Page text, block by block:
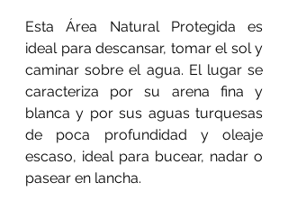
Esta Área Natural Protegida es
ideal para descansar, tomar el sol y
caminar sobre el agua. El lugar se
caracteriza por su arena fina y
blanca y por sus aguas turquesas
de poca profundidad y oleaje
escaso, ideal para bucear, nadar o
pasear en lancha.